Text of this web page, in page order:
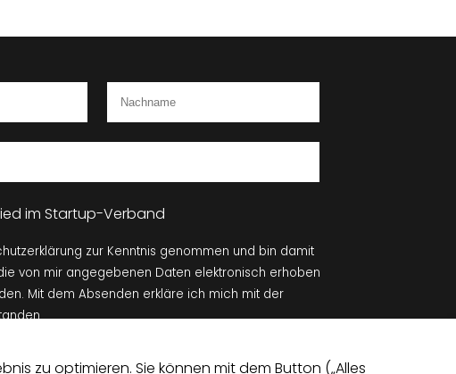
im Startup-Verband
zur Kenntnis genommen und bin damit
von mir angegebenen Daten elektronisch erhoben
Mit dem Absenden erkläre ich mich mit der
Absenden
zu optimieren. Sie können mit dem Button („Alles